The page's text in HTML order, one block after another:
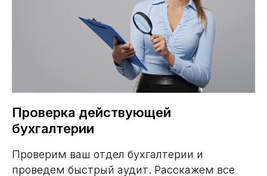
Проверка действующей
бухгалтерии
Проверим ваш отдел бухгалтерии и
проведем быстрый аудит. Расскажем все